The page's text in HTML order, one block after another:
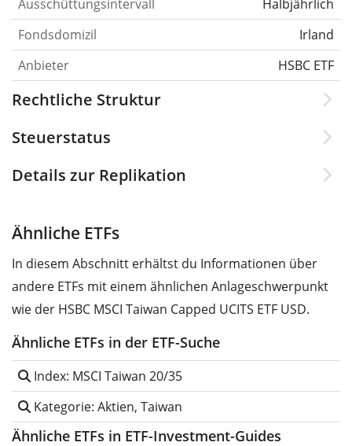
Ausschüttungsintervall
Halbjährlich
Fondsdomizil
Irland
Anbieter
HSBC ETF
Rechtliche Struktur
Steuerstatus
Details zur Replikation
Ähnliche ETFs
In diesem Abschnitt erhältst du Informationen über
andere ETFs mit einem ähnlichen Anlageschwerpunkt
wie der HSBC MSCI Taiwan Capped UCITS ETF USD.
Ähnliche ETFs in der ETF-Suche
Index: MSCI Taiwan 20/35
Kategorie: Aktien, Taiwan
Ähnliche ETFs in ETF-Investment-Guides